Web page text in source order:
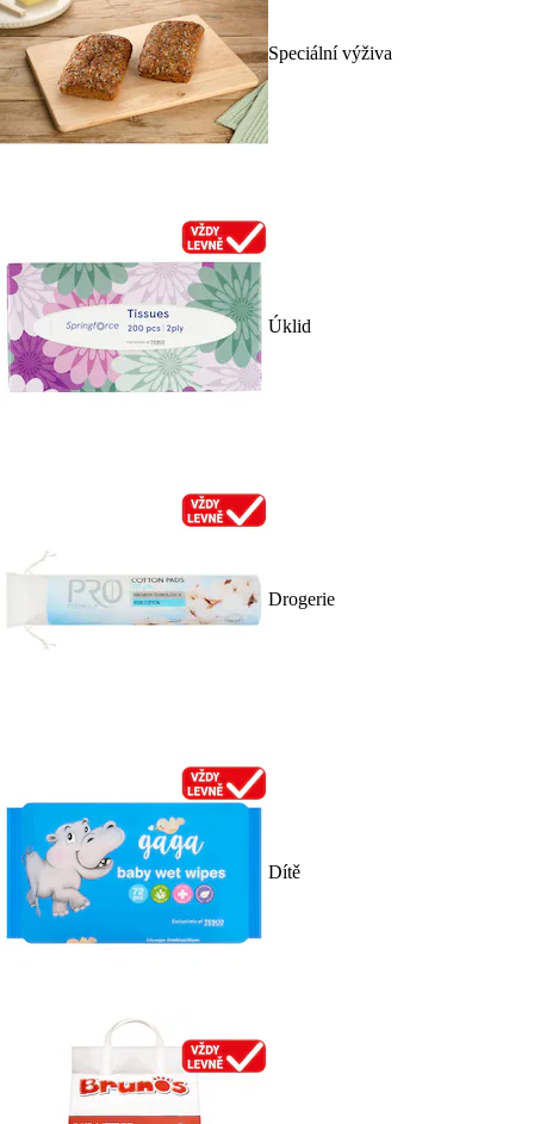
Speciální výživa
Úklid
Drogerie
Dítě